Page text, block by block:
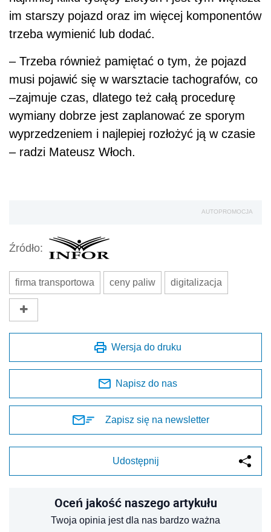
im starszy pojazd oraz im więcej komponentów
trzeba wymienić lub dodać.
– Trzeba również pamiętać o tym, że pojazd
musi pojawić się w warsztacie tachografów, co
–zajmuje czas, dlatego też całą procedurę
wymiany dobrze jest zaplanować ze sporym
wyprzedzeniem i najlepiej rozłożyć ją w czasie
– radzi Mateusz Włoch.
AUTOPROMOCJA
Źródło:
firma transportowa ceny paliw digitalizacja
Wersja do druku
Napisz do nas
Zapisz się na newsletter
Udostępnij
Oceń jakość naszego artykułu
Twoja opinia jest dla nas bardzo ważna